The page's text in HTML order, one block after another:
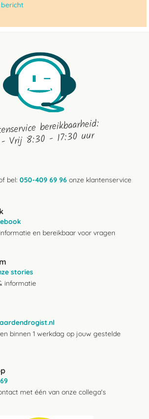
bereikbaarheid:
Vrij 8:30 - 17:30 uur
bel: 050-409 69 96 onze klantenservice
en bereikbaar voor vragen
stories
informatie
binnen 1 werkdag op jouw gestelde
met één van onze collega's